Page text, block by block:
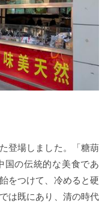
登場しました。「糖葫
国の伝統的な美食であ
をつけて、冷めると硬
は既にあり、清の時代